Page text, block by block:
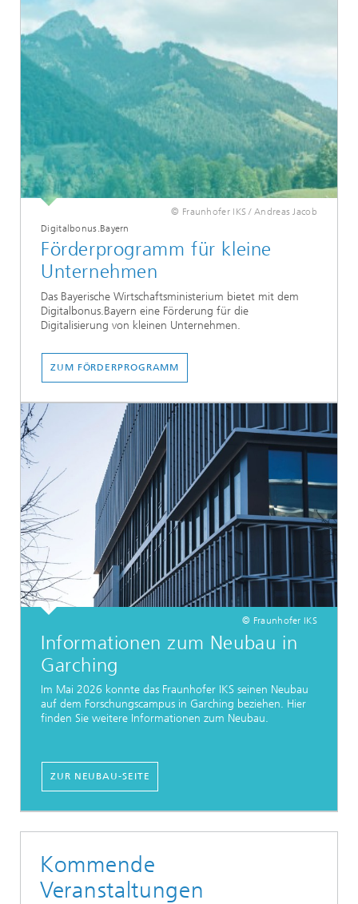
© Fraunhofer IKS / Andreas Jacob
Digitalbonus.Bayern
Förderprogramm für kleine
Unternehmen
Das Bayerische Wirtschaftsministerium bietet mit dem
Digitalbonus.Bayern eine Förderung für die
Digitalisierung von kleinen Unternehmen.
ZUM FÖRDERPROGRAMM
© Fraunhofer IKS
Informationen zum Neubau in
Garching
Im Mai 2026 konnte das Fraunhofer IKS seinen Neubau
auf dem Forschungscampus in Garching beziehen. Hier
finden Sie weitere Informationen zum Neubau.
ZUR NEUBAU-SEITE
Kommende
Veranstaltungen